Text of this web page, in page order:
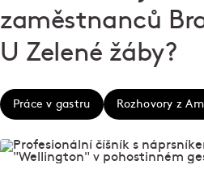
zaměstnanců
U Zelené žáby?
Práce v gastru Rozhovory z